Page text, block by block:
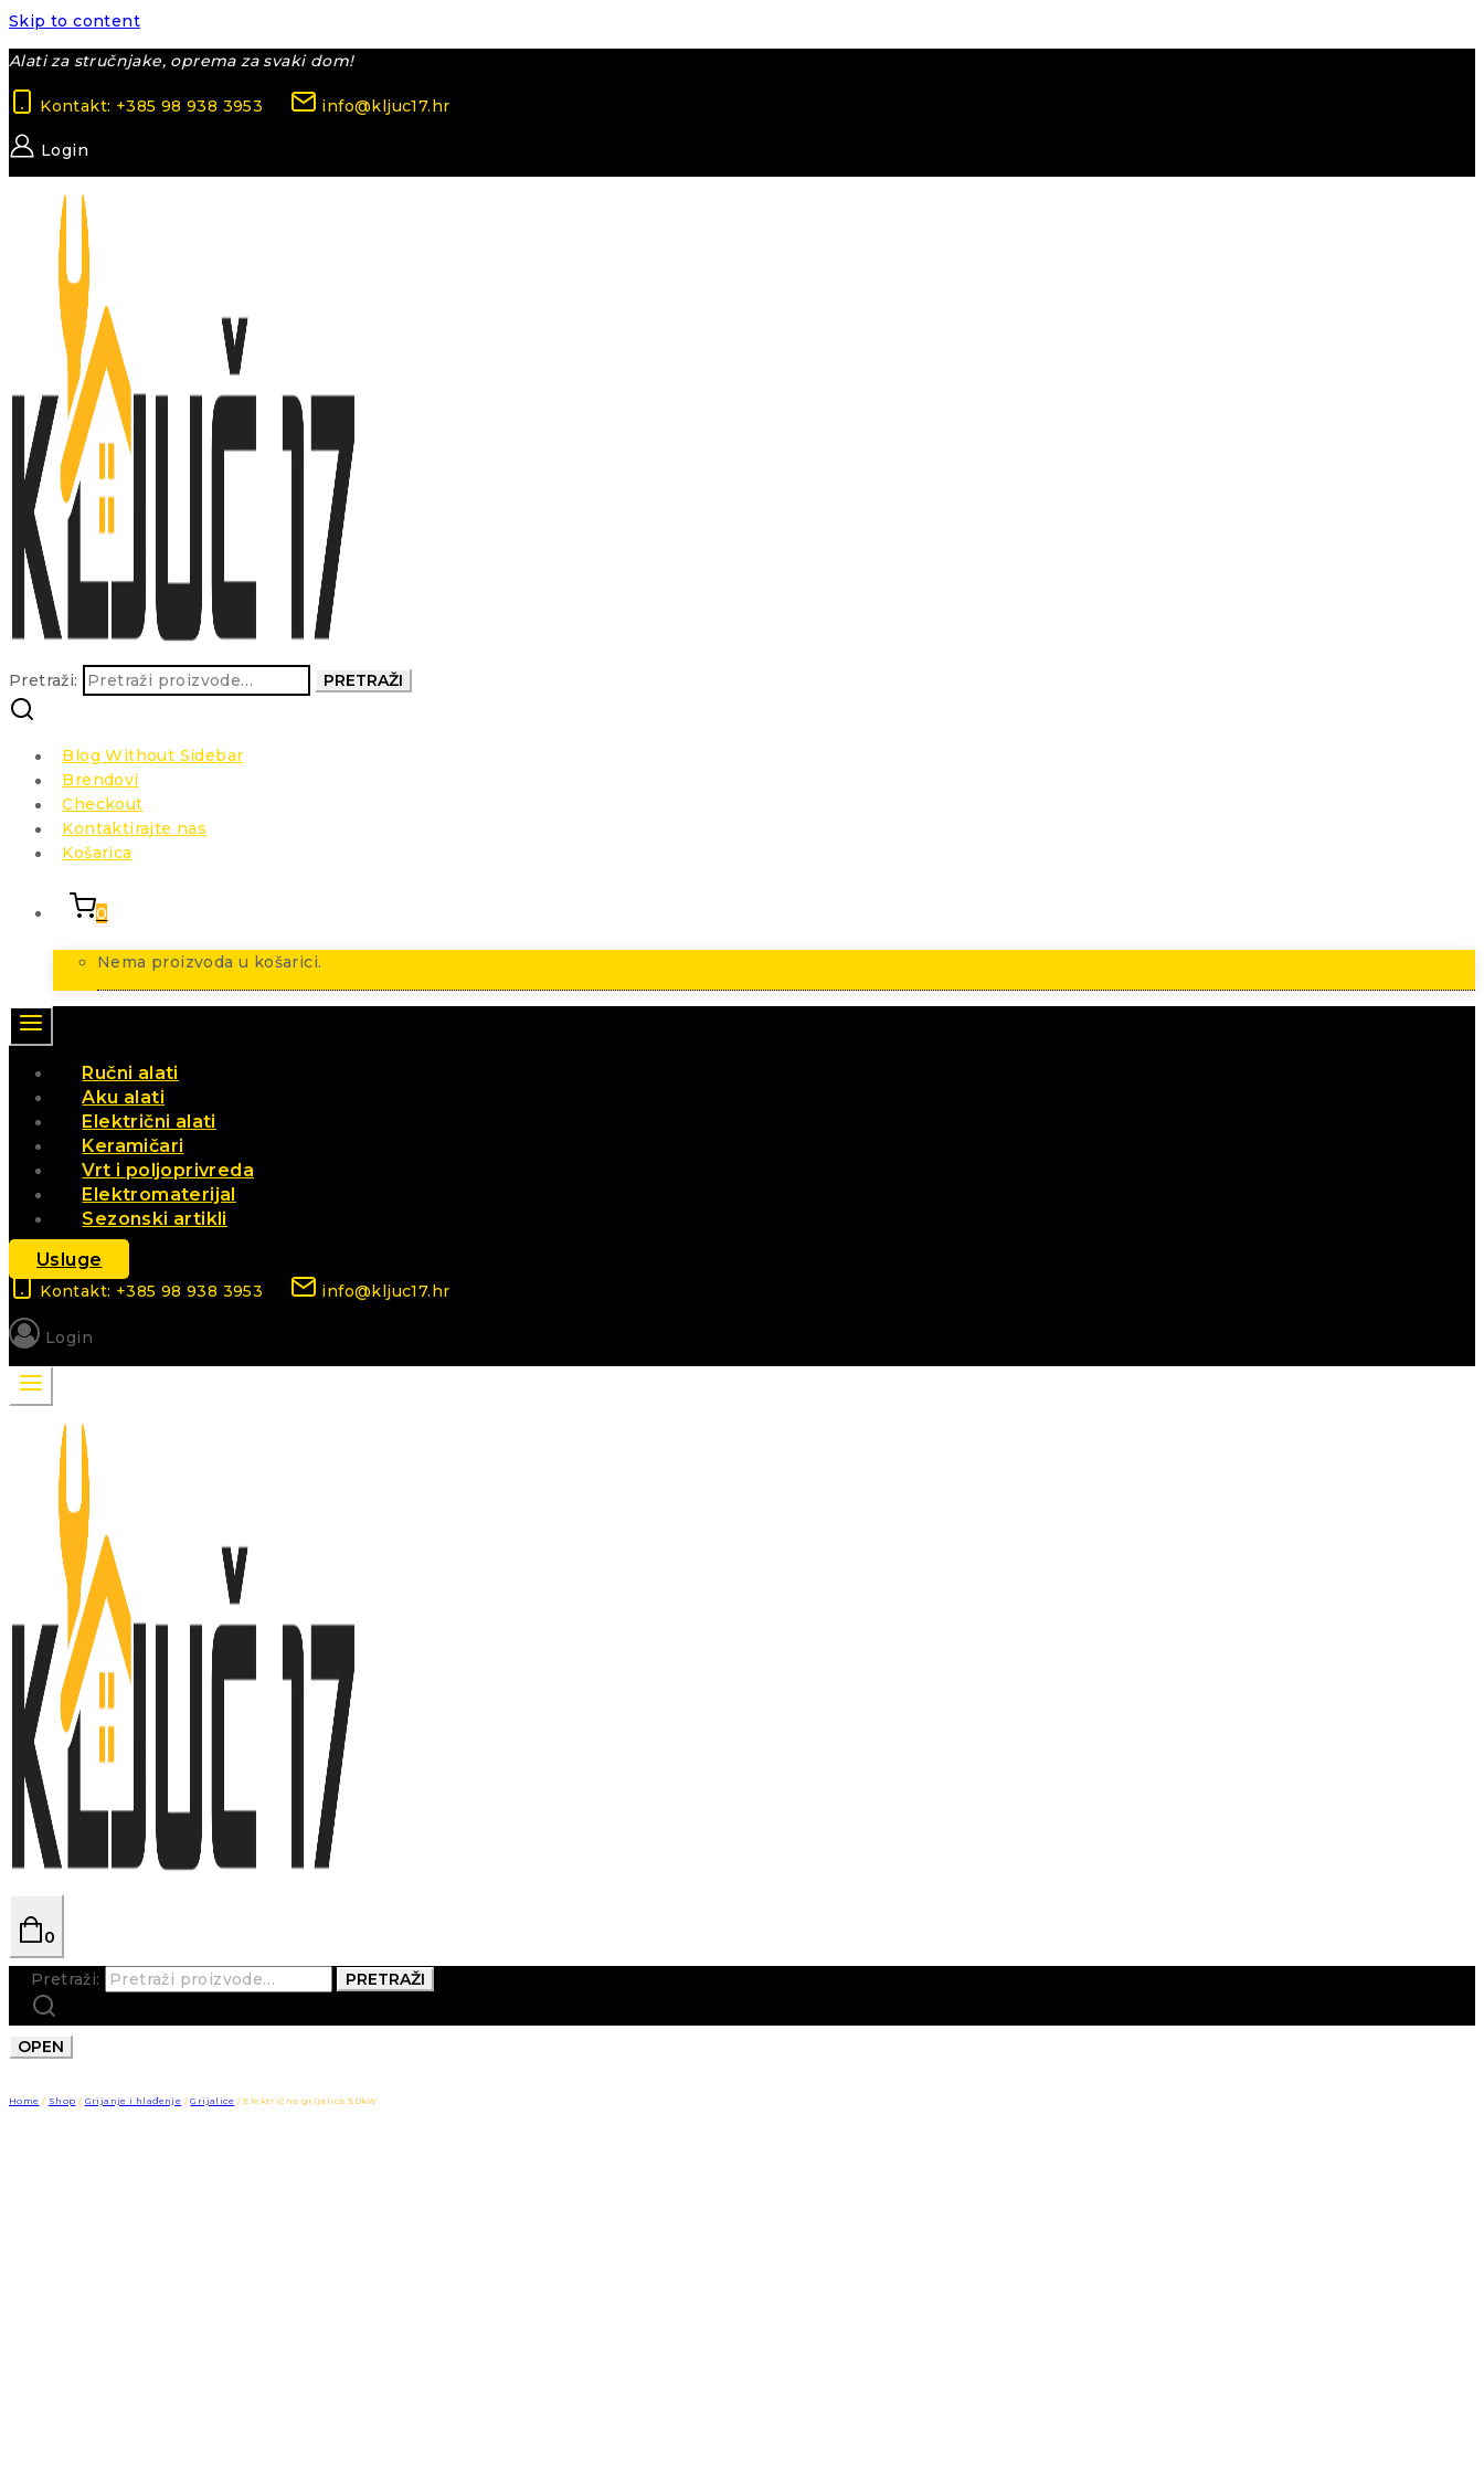
Skip to content
Alati za stručnjake, oprema za svaki dom!
Kontakt: +385 98 938 3953 info@kljuc17.hr
Login
Pretraži: PRETRAŽI
Blog Without Sidebar
Brendovi
Checkout
Kontaktirajte nas
Košarica
0
Nema proizvoda u košarici.
Ručni alati
Aku alati
Električni alati
Keramičari
Vrt i poljoprivreda
Elektromaterijal
Sezonski artikli
Usluge
Kontakt: +385 98 938 3953 info@kljuc17.hr
Login
0
Pretraži: PRETRAŽI
OPEN
Home / Shop / Grijanje i hlađenje / Grijalice / Električna grijalica 3.0kW